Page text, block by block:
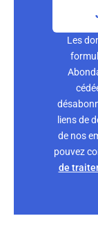
Les
liens de
de nos
pouvez
de